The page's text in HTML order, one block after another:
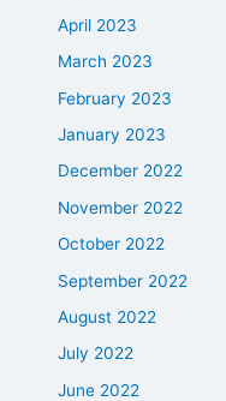
April 2023
March 2023
February 2023
January 2023
December 2022
November 2022
October 2022
September 2022
August 2022
July 2022
June 2022